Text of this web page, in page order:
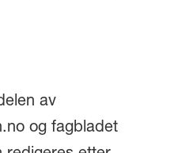
av
og fagbladet